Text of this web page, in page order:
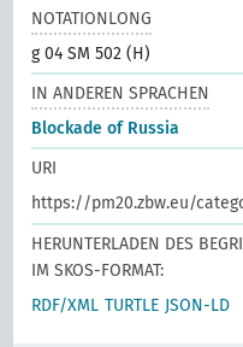
NOTATIONLONG
g 04 SM 502 (H)
IN ANDEREN SPRACHEN
Blockade of Russia
URI
https://pm20.zbw.eu/
HERUNTERLADEN DES
IM SKOS-FORMAT:
RDF/XML TURTLE JSON-LD